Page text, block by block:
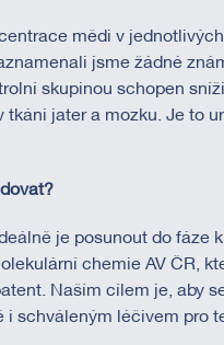
mědi v
jsme žádné
skupinou schopen
jater a mozku. Je to
je posunout do fáze
chemie AV ČR,
Naším cílem je, aby
schváleným léčivem pro